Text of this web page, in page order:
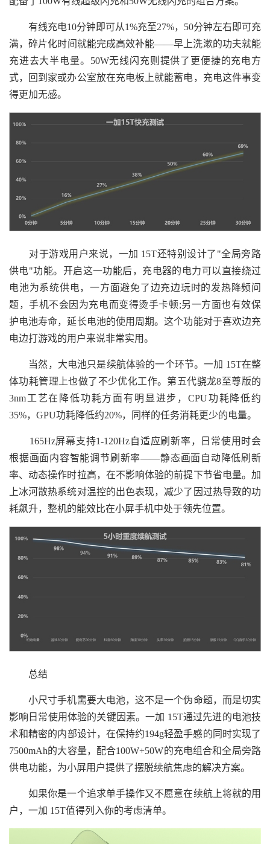
有线充电10分钟即可从1%充至27%，50分钟左右即可充
满，碎片化时间就能完成高效补能——早上洗漱的功夫就能
充进去大半电量。50W无线闪充则提供了更便捷的充电方
式，回到家或办公室放在充电板上就能蓄电，充电这件事变
得更加无感。
对于游戏用户来说，一加 15T还特别设计了"全局旁路
供电"功能。开启这一功能后，充电器的电力可以直接绕过
电池为系统供电，一方面避免了边充边玩时的发热降频问
题，手机不会因为充电而变得烫手卡顿;另一方面也有效保
护电池寿命，延长电池的使用周期。这个功能对于喜欢边充
电边打游戏的用户来说非常实用。
当然，大电池只是续航体验的一个环节。一加 15T在整
体功耗管理上也做了不少优化工作。第五代骁龙8至尊版的
3nm工艺在降低功耗方面有明显进步，CPU功耗降低约
35%，GPU功耗降低约20%，同样的任务消耗更少的电量。
165Hz屏幕支持1-120Hz自适应刷新率，日常使用时会
根据画面内容智能调节刷新率——静态画面自动降低刷新
率、动态操作时拉高，在不影响体验的前提下节省电量。加
上冰河散热系统对温控的出色表现，减少了因过热导致的功
耗飙升，整机的能效比在小屏手机中处于领先位置。
总结
小尺寸手机需要大电池，这不是一个伪命题，而是切实
影响日常使用体验的关键因素。一加 15T通过先进的电池技
术和精密的内部设计，在保持约194g轻盈手感的同时实现了
7500mAh的大容量，配合100W+50W的充电组合和全局旁路
供电功能，为小屏用户提供了摆脱续航焦虑的解决方案。
如果你是一个追求单手操作又不愿意在续航上将就的用
户，一加 15T值得列入你的考虑清单。